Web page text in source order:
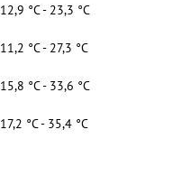
12,9 °C - 23,3 °C
11,2 °C - 27,3 °C
15,8 °C - 33,6 °C
17,2 °C - 35,4 °C